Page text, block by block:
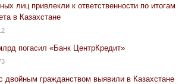
лиц привлекли к ответственности по итогам
в Казахстане
погасил «Банк ЦентрКредит»
двойным гражданством выявили в Казахстане